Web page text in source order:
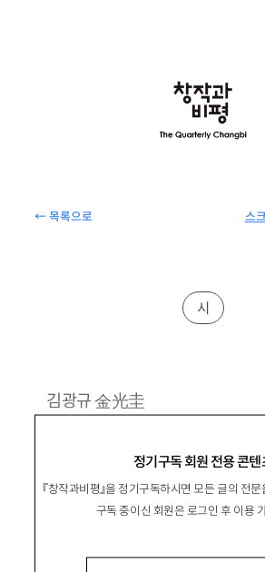
← 목록으로 스
정기구독 회원 전용 콘텐
『창작과비평』을 정기구독하시면 모든 글의 전
구독 중이신 회원은 로그인 후 이용
시
김광규金光圭
시집 『우리를 적시는 마지막 꿈
음 만나던 때』, 『시간의 부드러운